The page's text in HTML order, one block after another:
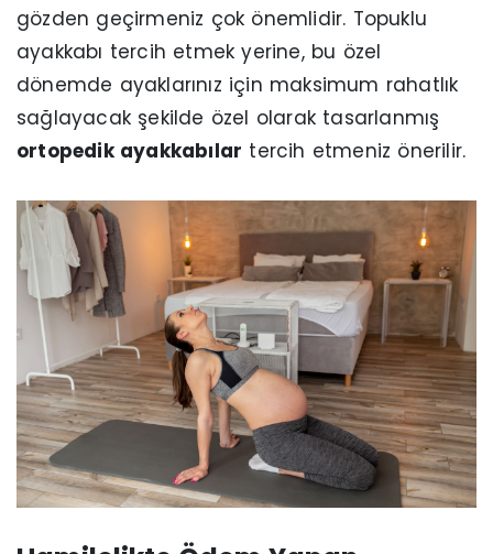
gözden geçirmeniz çok önemlidir. Topuklu
ayakkabı tercih etmek yerine, bu özel
dönemde ayaklarınız için maksimum rahatlık
sağlayacak şekilde özel olarak tasarlanmış
ortopedik ayakkabılar tercih etmeniz önerilir.